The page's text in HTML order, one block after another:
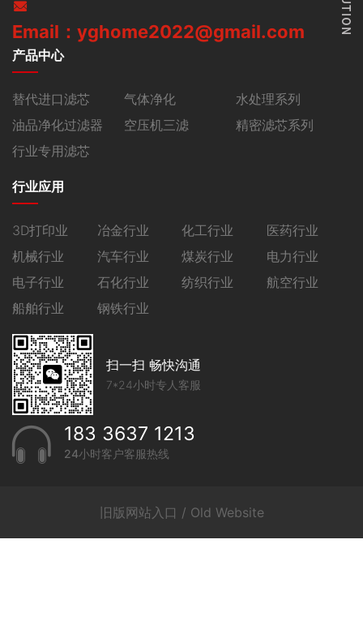
Email：yghome2022@gmail.com
产品中心
替代进口滤芯 气体净化
水处理系列
油品净化过滤器
空压机三滤
精密滤芯系列
行业专用滤芯
行业应用
3D打印业 冶金行业 化工行业
医药行业
机械行业
汽车行业 煤炭行业
电力行业
电子行业
石化行业 纺织行业
航空行业
船舶行业
钢铁行业
扫一扫 畅快沟通
7*24小时专人客服
183 3637 1213
24小时客户客服热线
旧版网站入口 / Old Website